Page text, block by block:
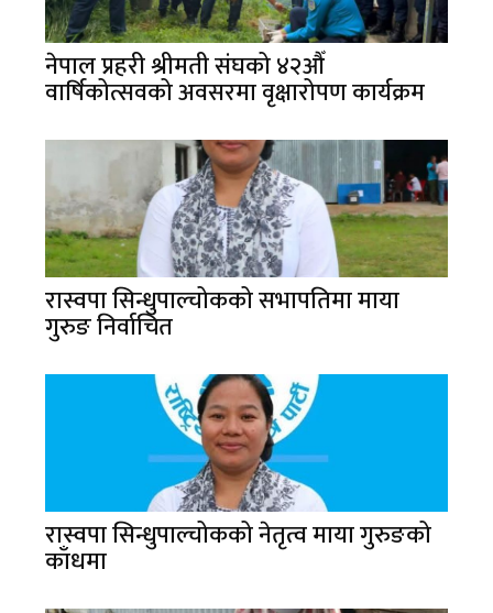
नेपाल प्रहरी श्रीमती संघको ४२औँ
वार्षिकोत्सवको अवसरमा वृक्षारोपण कार्यक्रम
रास्वपा सिन्धुपाल्चोकको सभापतिमा माया
गुरुङ निर्वाचित
रास्वपा सिन्धुपाल्चोकको नेतृत्व माया गुरुङको
काँधमा